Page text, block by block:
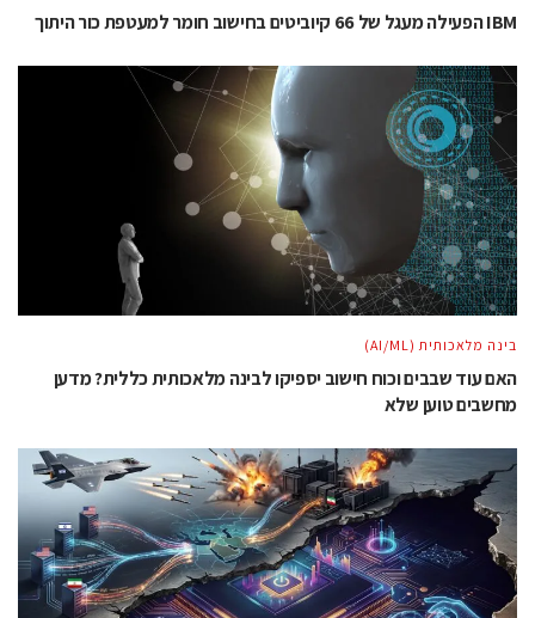
IBM הפעילה מעגל של 66 קיוביטים בחישוב חומר למעטפת כור היתוך
בינה מלאכותית (AI/ML)
האם עוד שבבים וכוח חישוב יספיקו לבינה מלאכותית כללית? מדען
מחשבים טוען שלא